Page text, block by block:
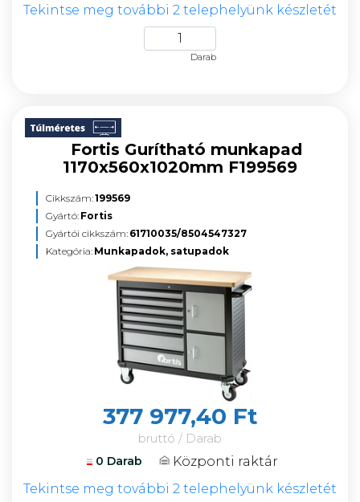
Tekintse meg további 2 telephelyünk készletét
Darab
Fortis Gurítható munkapad
1170x560x1020mm F199569
Cikkszám:199569
Gyártó: Fortis
Gyártói cikkszám: 61710035/8504547327
Kategória: Munkapadok, satupadok
377 977,40 Ft
bruttó / Darab
0 Darab
Központi raktár
Tekintse meg további 2 telephelyünk készletét